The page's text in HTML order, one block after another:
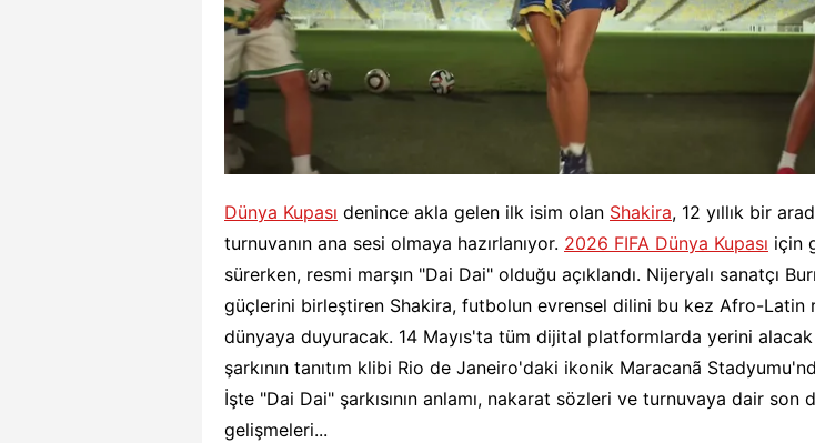
Dünya Kupası denince akla gelen ilk isim olan Shakira, 12 yıllık bir
turnuvanın ana sesi olmaya hazırlanıyor. 2026 FIFA Dünya Kupası için
sürerken, resmi marşın "Dai Dai" olduğu açıklandı. Nijeryalı sanatçı
güçlerini birleştiren Shakira, futbolun evrensel dilini bu kez Afro-Latin
dünyaya duyuracak. 14 Mayıs'ta tüm dijital platformlarda yerini
şarkının tanıtım klibi Rio de Janeiro'daki ikonik Maracanã
İşte "Dai Dai" şarkısının anlamı, nakarat sözleri ve turnuvaya dair son
gelişmeleri...